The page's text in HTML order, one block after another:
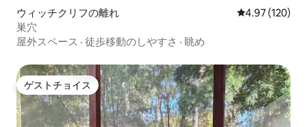
ウィッチクリフの離れ レビュー120
4.97 (120)
巣穴
屋外スペース · 徒歩移動のしやすさ · 眺め
ゲストチョイス
ゲストチョイス